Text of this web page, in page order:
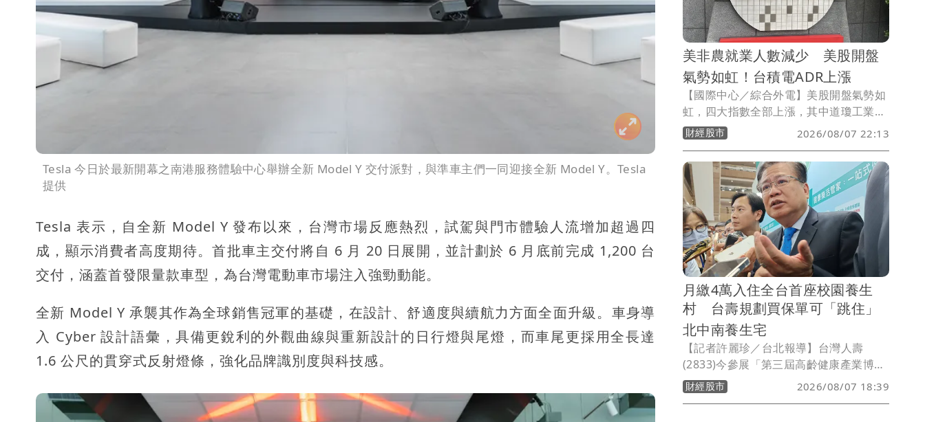
Tesla 今日於最新開幕之南港服務體驗中心舉辦全新 Model Y 交付派對，與準車主們一同迎接全新 Model Y。Tesla
提供
Tesla 表示，自全新 Model Y 發布以來，台灣市場反應熱烈，試駕與門市體驗人流增加超過四
成，顯示消費者高度期待。首批車主交付將自 6 月 20 日展開，並計劃於 6 月底前完成 1,200 台
交付，涵蓋首發限量款車型，為台灣電動車市場注入強勁動能。
全新 Model Y 承襲其作為全球銷售冠軍的基礎，在設計、舒適度與續航力方面全面升級。車身導
入 Cyber 設計語彙，具備更銳利的外觀曲線與重新設計的日行燈與尾燈，而車尾更採用全長達
1.6 公尺的貫穿式反射燈條，強化品牌識別度與科技感。
美非農就業人數減少 美股開盤
氣勢如虹！台積電ADR上漲
【國際中心／綜合外電】美股開盤氣勢如
虹，四大指數全部上漲，其中道瓊工業指
數上漲123.93點、標普500指數上漲
29.72點、那斯達克指數上漲225.08點、
費城半導體指數上漲315.88點。在個股方
面，台積電ADR上漲3.07元或0.73％。
財經股市 2026/08/07 22:13
月繳4萬入住全台首座校園養生
村 台壽規劃買保單可「跳住」
北中南養生宅
【記者許麗珍／台北報導】台灣人壽
(2833)今參展「第三屆高齡健康產業博覽
會」並首度亮相全台首座校園養生村「中
信科大養生村」微縮模型。台壽董事長許
財經股市 2026/08/07 18:39